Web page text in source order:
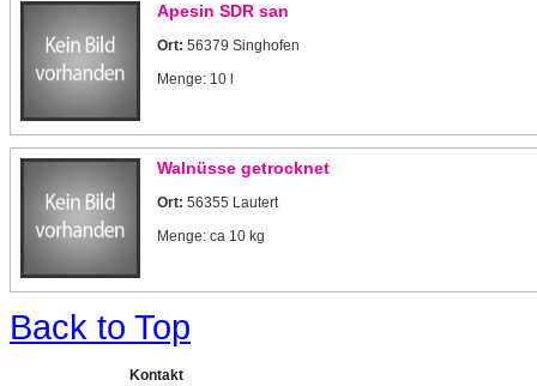
Apesin SDR san
Ort: 56379 Singhofen
Menge: 10 l
Walnüsse getrocknet
Ort: 56355 Lautert
Menge: ca 10 kg
Back to Top
Kontakt